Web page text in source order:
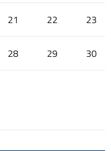
21 22 23
28 29 30